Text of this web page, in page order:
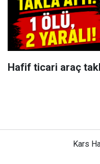
Hafif ticari araç
Kars